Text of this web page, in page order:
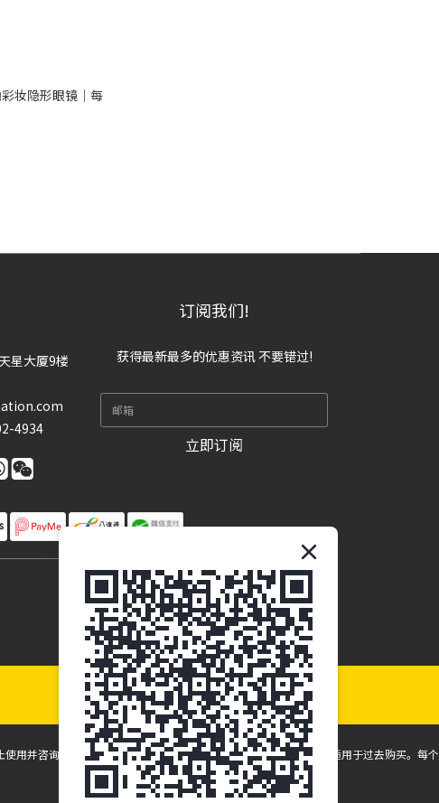
妆隐形眼镜｜每
星大厦9楼
4934
订阅我们!
获得最新最多的优惠资讯 不要错过!
立即订阅
用并咨询眼保健专业人员。所有折扣和促销仅适用于未来购买，不适用于过去购买。每个